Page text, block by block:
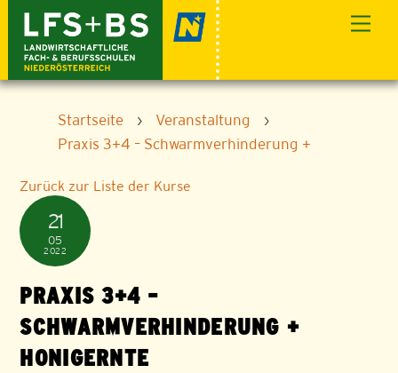
content
Startseite › Veranstaltung
›
Praxis 3+4 – Schwarmverhinderung +
Zurück zur Liste der Kurse
21
05
2022
PRAXIS 3+4 –
SCHWARMVERHINDERUNG +
HONIGERNTE